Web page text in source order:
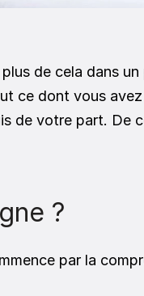
ce dont vous
de votre part. De
?
par la